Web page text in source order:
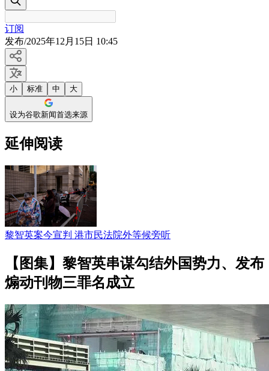
订阅
发布/2025年12月15日 10:45
小 标准 中 大
设为谷歌新闻首选来源
延伸阅读
黎智英案今宣判 港市民法院外等候旁听
【图集】黎智英串谋勾结外国势力、发布
煽动刊物三罪名成立